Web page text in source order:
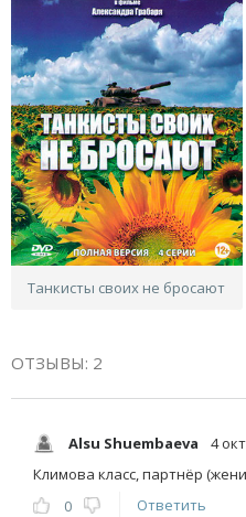
Танкисты своих не бросают
ОТЗЫВЫ: 2
Alsu Shuembaeva
4
Климова класс, партнёр
0
Ответить